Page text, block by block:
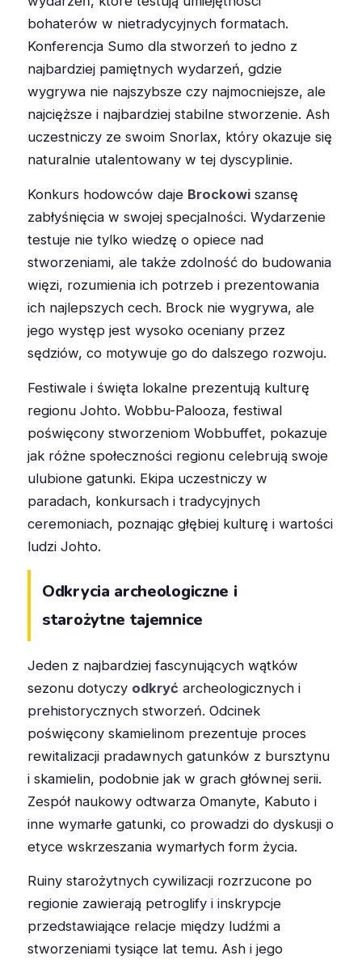
bohaterów w nietradycyjnych formatach.
Konferencja Sumo dla stworzeń to jedno z
najbardziej pamiętnych wydarzeń, gdzie
wygrywa nie najszybsze czy najmocniejsze, ale
najcięższe i najbardziej stabilne stworzenie. Ash
uczestniczy ze swoim Snorlax, który okazuje się
naturalnie utalentowany w tej dyscyplinie.
Konkurs hodowców daje Brockowi szansę
zabłyśnięcia w swojej specjalności. Wydarzenie
testuje nie tylko wiedzę o opiece nad
stworzeniami, ale także zdolność do budowania
więzi, rozumienia ich potrzeb i prezentowania
ich najlepszych cech. Brock nie wygrywa, ale
jego występ jest wysoko oceniany przez
sędziów, co motywuje go do dalszego rozwoju.
Festiwale i święta lokalne prezentują kulturę
regionu Johto. Wobbu-Palooza, festiwal
poświęcony stworzeniom Wobbuffet, pokazuje
jak różne społeczności regionu celebrują swoje
ulubione gatunki. Ekipa uczestniczy w
paradach, konkursach i tradycyjnych
ceremoniach, poznając głębiej kulturę i wartości
ludzi Johto.
Odkrycia archeologiczne i
starożytne tajemnice
Jeden z najbardziej fascynujących wątków
sezonu dotyczy odkryć archeologicznych i
prehistorycznych stworzeń. Odcinek
poświęcony skamielinom prezentuje proces
rewitalizacji pradawnych gatunków z bursztynu
i skamielin, podobnie jak w grach głównej serii.
Zespół naukowy odtwarza Omanyte, Kabuto i
inne wymarłe gatunki, co prowadzi do dyskusji o
etyce wskrzeszania wymarłych form życia.
Ruiny starożytnych cywilizacji rozrzucone po
regionie zawierają petroglify i inskrypcje
przedstawiające relacje między ludźmi a
stworzeniami tysiące lat temu. Ash i jego